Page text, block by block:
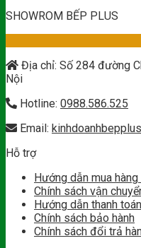
SHOWROM BẾP PLUS
Địa chỉ: Số 284 đường
Nội
Hotline: 0988.586.525
Email:
Hỗ trợ
Hướng dẫn mua hàng
Chính sách vận
Hướng dẫn thanh toán
Chính sách bảo hành
Chính sách đổi trả